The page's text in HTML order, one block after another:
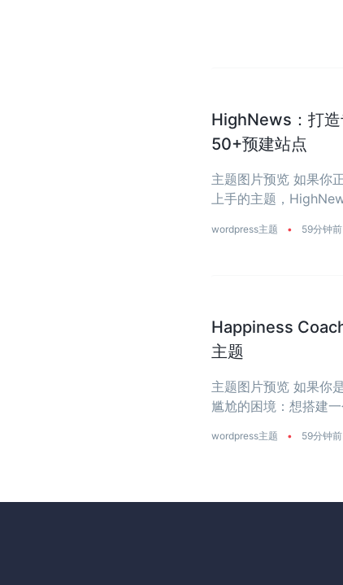
HighNews：打
50+预建站点
主题图片预览 如果你
上手的主题，
wordpress主题 • 59分钟前
Happiness
主题
主题图片预览 如果你
尴尬的困境：想搭建
wordpress主题 • 59分钟前